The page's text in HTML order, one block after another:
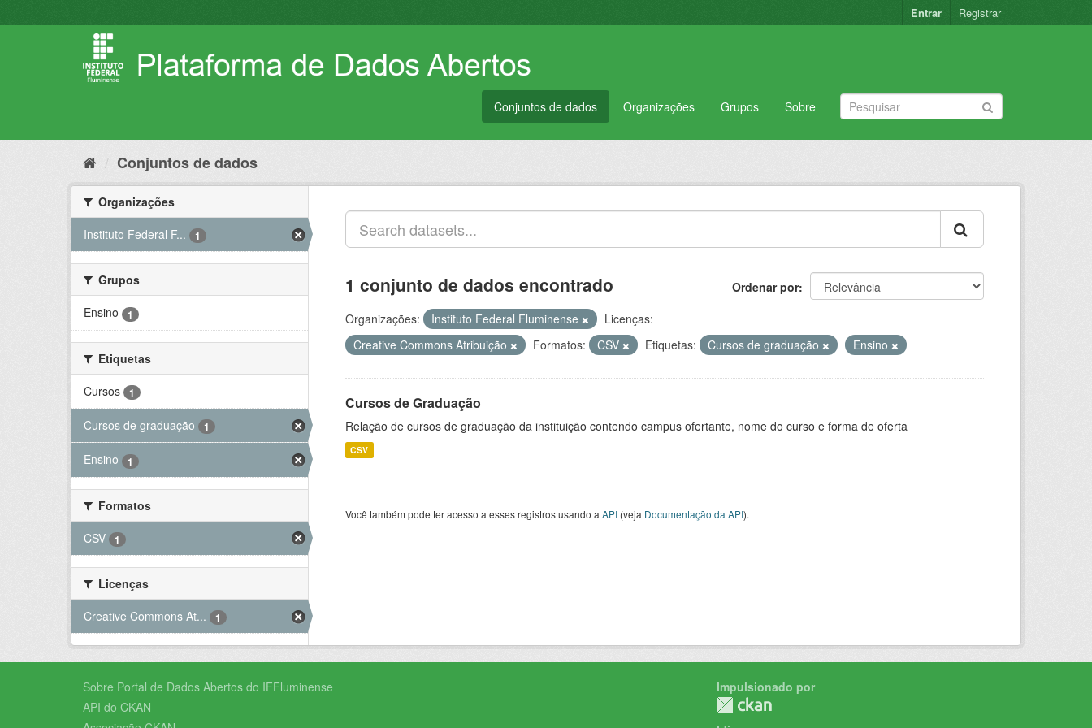
para
Entrar Registrar
Conjuntos de dados Organizações Grupos Sobre
Conjuntos de dados
Organizações
Instituto Federal F...
1
Grupos
Ensino
1
Etiquetas
Cursos
1
Cursos de graduação 1
Ensino 1
Formatos
CSV
1
Licenças
Creative Commons At...
1
Ordenar por
1 conjunto de dados encontrado
Organizações: Instituto Federal Fluminense
Licenças:
Creative Commons Atribuição
Formatos: CSV Etiquetas: Cursos de graduação Ensino
Cursos de Graduação
Relação de cursos de graduação da instituição contendo campus ofertante, nome do curso e forma de oferta
CSV
Você também pode ter acesso a esses registros usando a API (veja Documentação da API).
Sobre Portal de Dados Abertos do IFFluminense
API do CKAN
Impulsionado por